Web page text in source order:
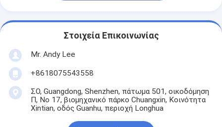
Στοιχεία Επικοινωνίας
Mr. Andy Lee
+8618075543558
ΣΟ, Guangdong, Shenzhen, πάτωμα 501, οικοδόμηση
Π, Νο 17, βιομηχανικό πάρκο Chuangxin, Κοινότητα
Xintian, οδός Guanhu, περιοχή Longhua